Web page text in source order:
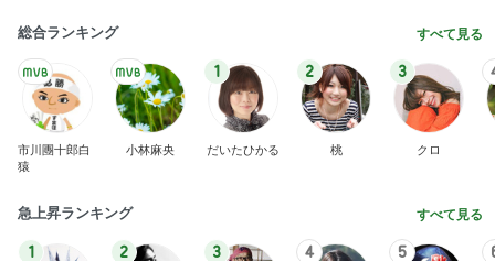
総合ランキング すべて見る
市川團十郎白
猿
小林麻央
1
だいたひかる
2
桃
3
クロ
急上昇ランキング すべて見る
1 2 3 4 5